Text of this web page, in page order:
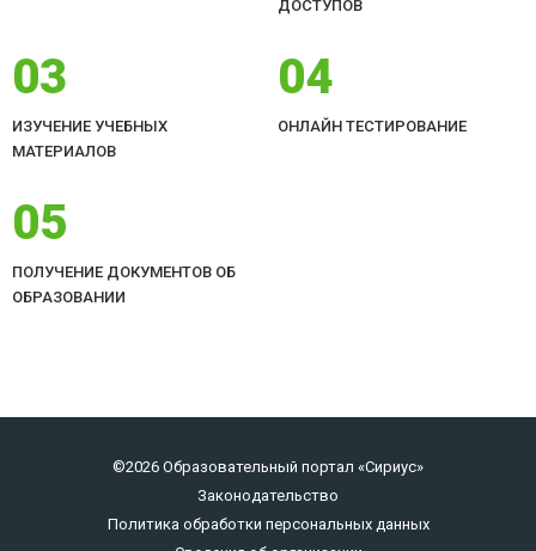
ДОСТУПОВ
03
ИЗУЧЕНИЕ УЧЕБНЫХ
МАТЕРИАЛОВ
04
ОНЛАЙН ТЕСТИРОВАНИЕ
05
ПОЛУЧЕНИЕ ДОКУМЕНТОВ ОБ
ОБРАЗОВАНИИ
©2026 Образовательный портал «Сириус»
Законодательство
Политика обработки персональных данных